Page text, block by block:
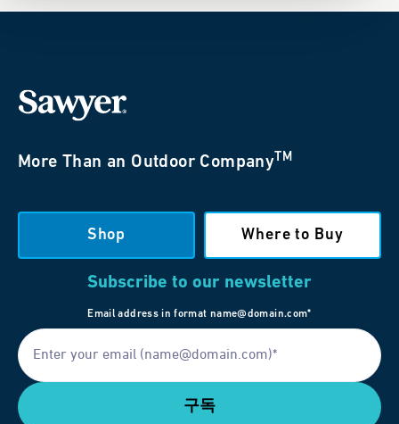
More Than an Outdoor CompanyTM
Shop Where to Buy
Subscribe to our newsletter
Email address in format name@domain.com*